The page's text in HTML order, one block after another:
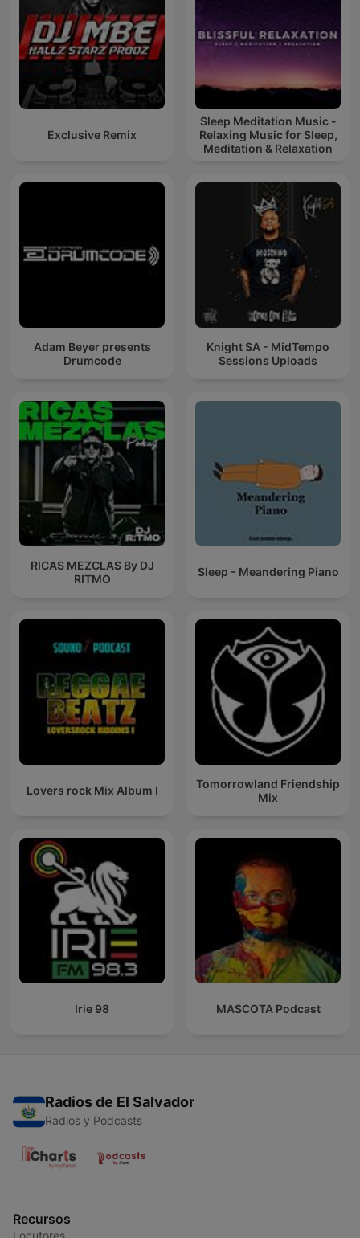
Exclusive Remix
Sleep Meditation Music -
Relaxing Music for Sleep,
Meditation & Relaxation
Adam Beyer presents
Drumcode
Knight SA - MidTempo
Sessions Uploads
RICAS MEZCLAS By DJ
RITMO
Sleep - Meandering Piano
Lovers rock Mix Album I
Tomorrowland Friendship
Mix
Irie 98 MASCOTA Podcast
Radios de El Salvador
Radios y Podcasts
Recursos